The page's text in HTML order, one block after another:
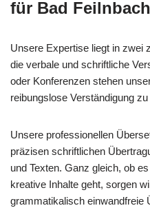
für Bad
Unsere Expertise liegt in zwei
die verbale und schriftliche
oder Konferenzen stehen
reibungslose Verständigung
Unsere professionellen
präzisen schriftlichen
und Texten. Ganz gleich, ob
kreative Inhalte geht, sorgen
grammatikalisch einwandfreie